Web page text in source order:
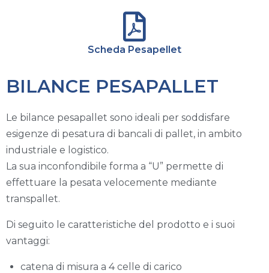
BILANCE PESAPALLET
Le bilance pesapallet sono ideali per soddisfare
esigenze di pesatura di bancali di pallet, in ambito
industriale e logistico.
La sua inconfondibile forma a “U” permette di
effettuare la pesata velocemente mediante
transpallet.
Di seguito le caratteristiche del prodotto e i suoi
vantaggi:
catena di misura a 4 celle di carico
Scheda Pesapellet